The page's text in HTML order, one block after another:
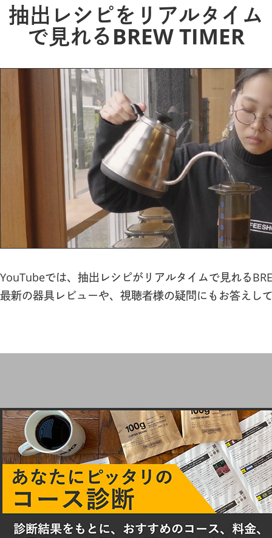
抽出レシピをリアルタイム
で見れるBREW TIMER
YouTubeでは、抽出レシピがリアルタイムで見れる
最新の器具レビューや、視聴者様の疑問にもお答えし